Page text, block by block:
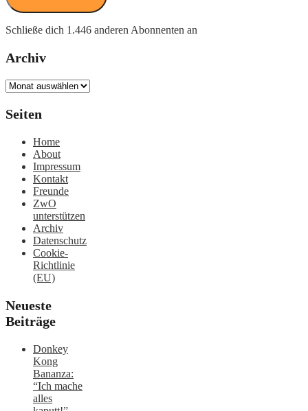
Schließe dich 1.446 anderen Abonnenten an
Archiv
Archiv
Seiten
Home
About
Impressum
Kontakt
Freunde
ZwO
unterstützen
Archiv
Datenschutz
Cookie-
Richtlinie
(EU)
Neueste
Beiträge
Donkey
Kong
Bananza:
“Ich mache
alles